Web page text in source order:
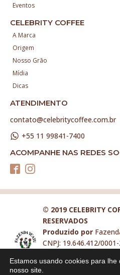
Eventos
CELEBRITY COFFEE
A Marca
Origem
Nosso Grão
Mídia
Dicas
ATENDIMENTO
contato@celebritycoffee.com.br
+55 11 99841-7400
ACOMPANHE NAS REDES
© 2019 CELEBRITY
RESERVADOS
Produzido por
CNPJ: 19.646.412/
Faça parte da nossa
Estamos usando cookies para
nosso site.